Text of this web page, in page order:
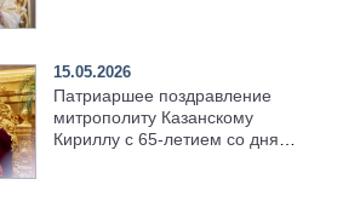
15.05.2026
Патриаршее поздравление
митрополиту Казанскому
Кириллу с 65-летием со дня